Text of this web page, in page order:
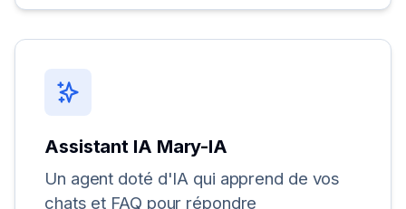
Assistant IA Mary-IA
Un agent doté d'IA qui apprend de vos
chats et FAQ pour répondre